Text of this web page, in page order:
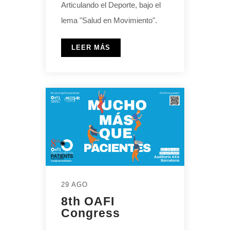
Articulando el Deporte, bajo el
lema "Salud en Movimiento".
LEER MÁS
29 AGO
8th OAFI
Congress